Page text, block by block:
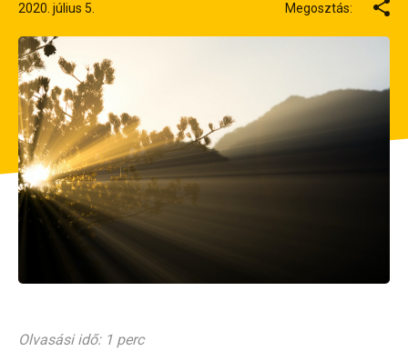
2020. július 5.
Megosztás:
Olvasási idő: 1 perc